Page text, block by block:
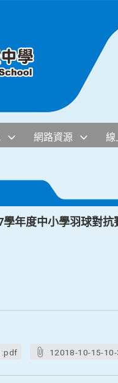
網路資源 線
年度中小學羽球對抗
12018-10-15-